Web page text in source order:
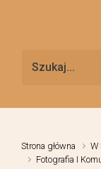
Strona główna
W
Fotografia I